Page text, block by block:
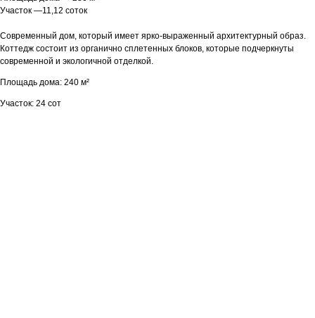
Участок —11,12 соток
Современный дом, который имеет ярко-выраженный архитектурный образ.
Коттедж состоит из органично сплетенных блоков, которые подчеркнуты
современной и экологичной отделкой.
Площадь дома: 240 м²
Участок: 24 сот